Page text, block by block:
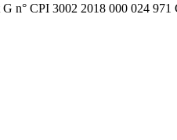
n° CPI 3002 2018 000 024 971